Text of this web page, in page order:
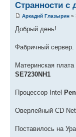
Странности с
Аркадий Глазырин »
Добрый день!
Фабричный сервер.
Материнская
SE7230NH1
Процессор Intel
Оверлейный CD
Поставилось на